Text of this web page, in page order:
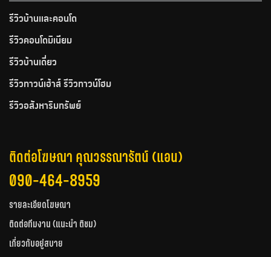
รีวิวบ้านและคอนโด
รีวิวคอนโดมิเนียม
รีวิวบ้านเดี่ยว
รีวิวทาวน์เฮ้าส์ รีวิวทาวน์โฮม
รีวิวอสังหาริมทรัพย์
ติดต่อโฆษณา คุณวรรณารัตน์ (แอน)
090-464-8959
รายละเอียดโฆษณา
ติดต่อทีมงาน (แนะนำ ติชม)
เกี่ยวกับอยู่สบาย